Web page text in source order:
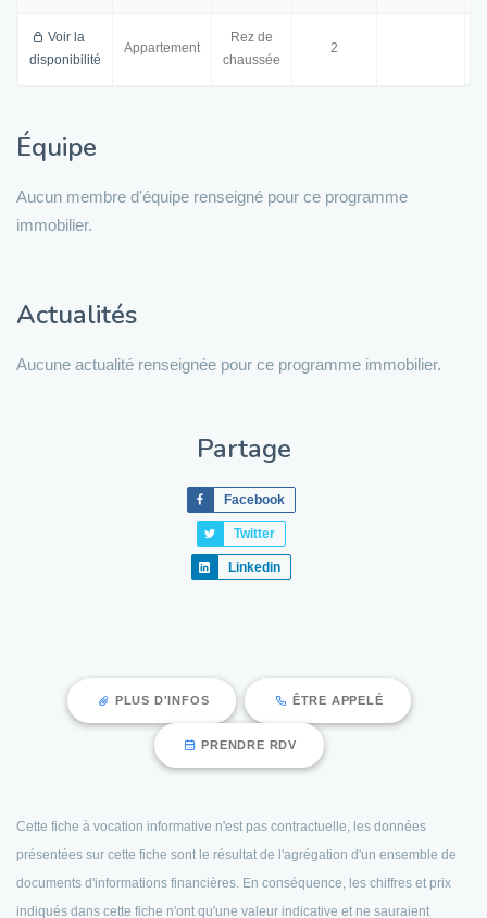
Voir la
disponibilité
Appartement
Rez de
chaussée
2
Équipe
Aucun membre d'équipe renseigné pour ce programme
immobilier.
Actualités
Aucune actualité renseignée pour ce programme immobilier.
Partage
Facebook
Twitter
Linkedin
PLUS D'INFOS ÊTRE APPELÉ
PRENDRE RDV
Cette fiche à vocation informative n'est pas contractuelle, les données
présentées sur cette fiche sont le résultat de l'agrégation d'un ensemble de
documents d'informations financières. En conséquence, les chiffres et prix
indiqués dans cette fiche n'ont qu'une valeur indicative et ne sauraient